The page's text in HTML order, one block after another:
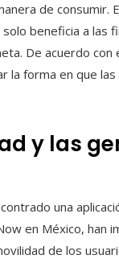
de consumir.
beneficia a las
De acuerdo con
la forma en que
y las
una
en México, han
de los